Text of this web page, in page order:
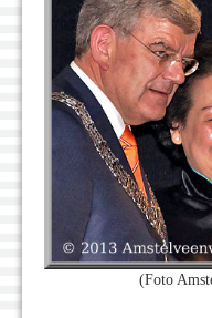
(Foto